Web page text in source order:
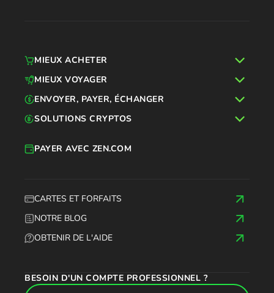
CARTES ET FORFAITS
NOTRE BLOG
OBTENIR DE L'AIDE
PAYER AVEC ZEN.COM
BESOIN D'UN COMPTE PROFESSIONNEL ?
MIEUX ACHETER
MIEUX VOYAGER
ENVOYER, PAYER, ÉCHANGER
SOLUTIONS CRYPTOS